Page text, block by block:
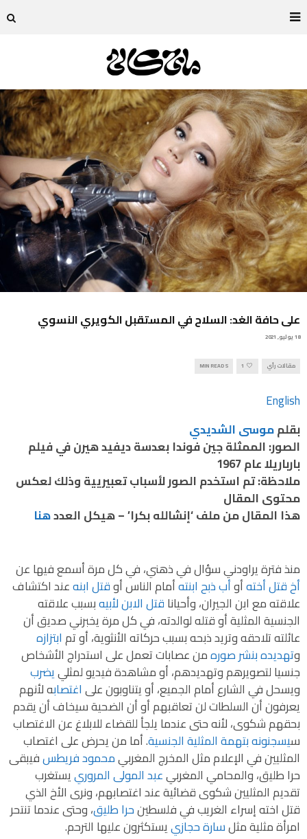
على حافة الغد: السلاح في المستقبل الكويري النسوي
18 يوليو, 2021
مقالات رأي 1
5 MIN READ
English
بقلمموسى الشديدي
الصور: الممثلة جين فوندا بعدسة ديفيد هيرن في فيلم
بارباريلا عام 1967
ملاحظة: تم استخدم الصور لأسباب تعبيريية وذلك لعكس
محتوى المقال
هذا المقال من ملف ‘إنشالله بكرا’ – هيكل العددهنا
منذ فترة يراودني سؤال في ذهني، في كل مرة أسمع فيها عن
أخ قتل أختهأوأب ذبح ابنتهأمام الناس أوقتل ابنهعند اكتشاف
علاقته مع ابن الجيران، وأحياناقتل الابن لأبيهبسبب علاقته
الجنسية المثلية أو قتله لوالدته، في كل مرة يخبرني صديق أن
عائلته تلاحقه وتريد ذبحه بسبب حركاته الأنثوية، أو تمابتزازه
وتهديده بنشر صورهمن عصابات تعمل على استدراج الأشخاص
جنسيا لتصويرهم وتهديدهم، أو مشاهدة فيديو لمثلييضرب
ويسحل في الشارع أمام الجميع، أو يتناوبون علىاغتصابه لأنهم
يعرفون أن السلطات لن تعاقبهم أو أن الضحية سيخاف أن يقدم
بحقهم شكوى، لأنه حتى عندما يلجأ للقضاء للابلاغ عن الاغتصاب
سيسجنونه بتهمة المثلية الجنسية. أما من يحرض على اغتصاب
المثليين في الإعلام مثل المخرج المغربيمحمود فريطسفيبقى
حرا طليق، والمحامي المغربيعبد المولى المرورييستغرب
تقديم المثليين شكوى قضائية عند اغتصابهم، ونرى الأخ الذي
قتل اخته إسراء الغريب في فلسطينحرا طليق، وحتى عندما تنتحر
امرأة مثلية مثلسارة حجازييستكثرون عليها الترحم.